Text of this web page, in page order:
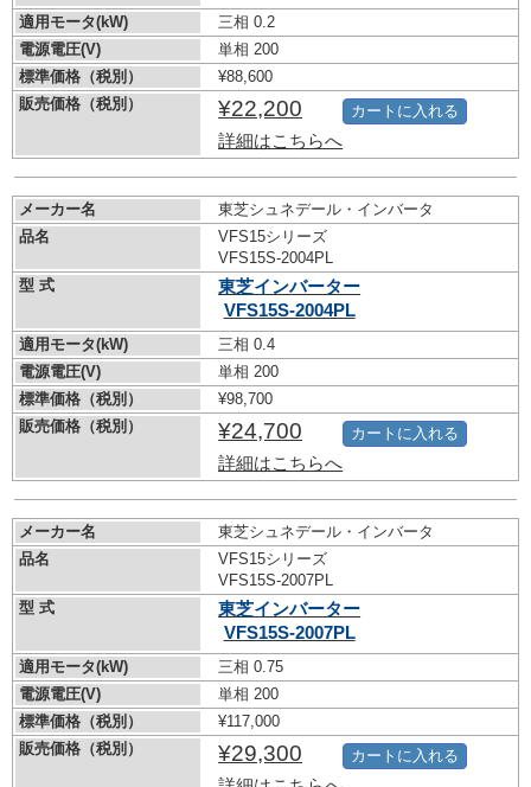
適用モータ(kW)
三相 0.2
電源電圧(V)
単相 200
標準価格（税別）
¥88,600
販売価格（税別）
¥22,200
詳細はこちらへ
カートに入れる
メーカー名
東芝シュネデール・インバータ
品名
VFS15シリーズ
VFS15S-2004PL
型 式
東芝インバーター
VFS15S-2004PL
適用モータ(kW)
三相 0.4
電源電圧(V)
単相 200
標準価格（税別）
¥98,700
販売価格（税別）
¥24,700
詳細はこちらへ
カートに入れる
メーカー名
東芝シュネデール・インバータ
品名
VFS15シリーズ
VFS15S-2007PL
型 式
東芝インバーター
VFS15S-2007PL
適用モータ(kW)
三相 0.75
電源電圧(V)
単相 200
標準価格（税別）
¥117,000
販売価格（税別）
¥29,300 カートに入れる